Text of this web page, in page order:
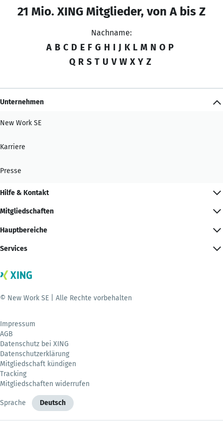
21 Mio. XING Mitglieder, von A bis Z
Nachname:
A B C D E F G H I J K L M N O P
Q R S T U V W X Y Z
Unternehmen
New Work SE
Karriere
Presse
Hilfe & Kontakt
Mitgliedschaften
Hauptbereiche
Services
© New Work SE | Alle Rechte vorbehalten
Impressum
AGB
Datenschutz bei XING
Datenschutzerklärung
Mitgliedschaft kündigen
Tracking
Mitgliedschaften widerrufen
Sprache Deutsch